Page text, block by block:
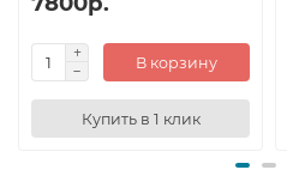
В корзину
Купить в 1 клик